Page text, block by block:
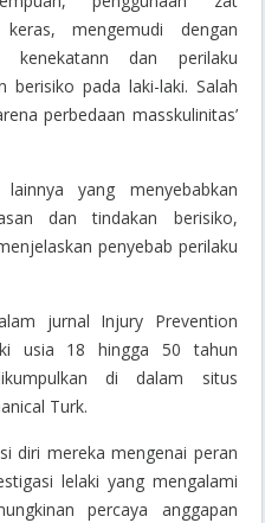
mengemudi dengan
kenekatann dan perilaku
berisiko pada laki-laki. Salah
perbedaan masskulinitas’
yang menyebabkan
dan tindakan berisiko,
penyebab perilaku
jurnal Injury Prevention
usia 18 hingga 50 tahun
di dalam situs
Turk.
diri mereka mengenai peran
lelaki yang mengalami
percaya anggapan